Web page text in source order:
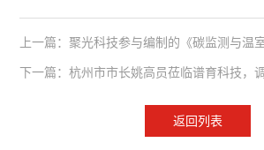
返回列表